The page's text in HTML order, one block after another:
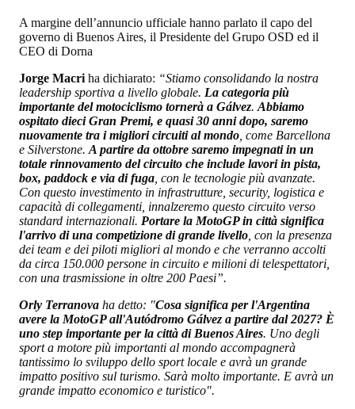
A margine dell’annuncio ufficiale hanno parlato il capo del
governo di Buenos Aires, il Presidente del Grupo OSD ed il
CEO di Dorna
Jorge Macri ha dichiarato: “Stiamo consolidando la nostra
leadership sportiva a livello globale. La categoria più
importante del motociclismo tornerà a Gálvez. Abbiamo
ospitato dieci Gran Premi, e quasi 30 anni dopo, saremo
nuovamente tra i migliori circuiti al mondo , come Barcellona
e Silverstone. A partire da ottobre saremo impegnati in un
totale rinnovamento del circuito che include lavori in pista,
box, paddock e via di fuga , con le tecnologie più avanzate.
Con questo investimento in infrastrutture, security, logistica e
capacità di collegamenti, innalzeremo questo circuito verso
standard internazionali. Portare la MotoGP in città significa
l'arrivo di una competizione di grande livello , con la presenza
dei team e dei piloti migliori al mondo e che verranno accolti
da circa 150.000 persone in circuito e milioni di telespettatori,
con una trasmissione in oltre 200 Paesi”.
Orly Terranova ha detto: "Cosa significa per l'Argentina
avere la MotoGP all'Autódromo Gálvez a partire dal 2027? È
uno step importante per la città di Buenos Aires. Uno degli
sport a motore più importanti al mondo accompagnerà
tantissimo lo sviluppo dello sport locale e avrà un grande
impatto positivo sul turismo. Sarà molto importante. E avrà un
grande impatto economico e turistico".